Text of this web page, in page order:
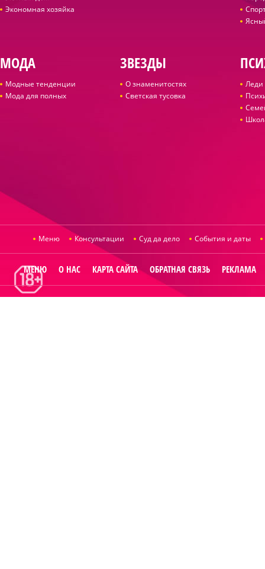
Экономная хозяйка
МОДА
Модные тенденции
Мода для полных
ЗВЕЗДЫ
О знаменитостях
Светская тусовка
Леди
Меню Консультации Суд да дело События и даты
МЕНЮ О НАС КАРТА САЙТА ОБРАТНАЯ СВЯЗЬ РЕКЛАМА